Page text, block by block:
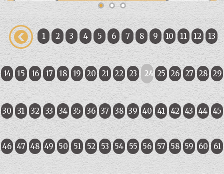
1 2 3 4 5 6 7 8 9 10 11 12 13
14 15 16 17 18 19 20 21 22 23 24 25 26 27 28 29
30 31 32 33 34 35 36 37 38 39 40 41 42 43 44 45
46 47 48 49 50 51 52 53 54 55 56 57 58 59 60 61